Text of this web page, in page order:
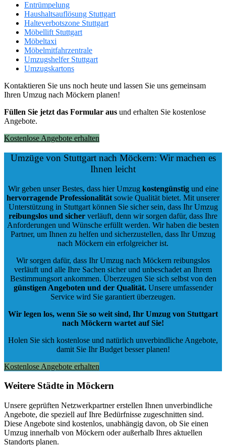
Entrümpelung
Haushaltsauflösung Stuttgart
Halteverbotszone Stuttgart
Möbellift Stuttgart
Möbeltaxi
Möbelmitfahrzentrale
Umzugshelfer Stuttgart
Umzugskartons
Kontaktieren Sie uns noch heute und lassen Sie uns gemeinsam
Ihren Umzug nach Möckern planen!
Füllen Sie jetzt das Formular aus und erhalten Sie kostenlose
Angebote.
Kostenlose Angebote erhalten
Umzüge von Stuttgart nach Möckern: Wir machen es
Ihnen leicht
Wir geben unser Bestes, dass hier Umzug kostengünstigund eine
hervorragende Professionalität sowie Qualität bietet. Mit unserer
Unterstützung in Stuttgart können Sie sicher sein, dass Ihr Umzug
reibungslos und sicher verläuft, denn wir sorgen dafür, dass Ihre
Anforderungen und Wünsche erfüllt werden. Wir haben die besten
Partner, um Ihnen zu helfen und sicherzustellen, dass Ihr Umzug
nach Möckern ein erfolgreicher ist.
Wir sorgen dafür, dass Ihr Umzug nach Möckern reibungslos
verläuft und alle Ihre Sachen sicher und unbeschadet an Ihrem
Bestimmungsort ankommen. Überzeugen Sie sich selbst von den
günstigen Angeboten und der Qualität.Unsere umfassender
Service wird Sie garantiert überzeugen.
Wir legen los, wenn Sie so weit sind, Ihr Umzug von Stuttgart
nach Möckern wartet auf Sie!
Holen Sie sich kostenlose und natürlich unverbindliche Angebote,
damit Sie Ihr Budget besser planen!
Kostenlose Angebote erhalten
Weitere Städte in Möckern
Unsere geprüften Netzwerkpartner erstellen Ihnen unverbindliche
Angebote, die speziell auf Ihre Bedürfnisse zugeschnitten sind.
Diese Angebote sind kostenlos, unabhängig davon, ob Sie einen
Umzug innerhalb von Möckern oder außerhalb Ihres aktuellen
Standorts planen.